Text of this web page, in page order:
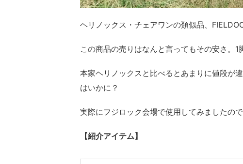
ヘリノックス・チェアワンの類似品、
この商品の売りはなんと言ってもその安さ。
本家ヘリノックスと比べるとあまりに値段が
はいかに？
実際にフジロック会場で使用してみましたの
【紹介アイテム】